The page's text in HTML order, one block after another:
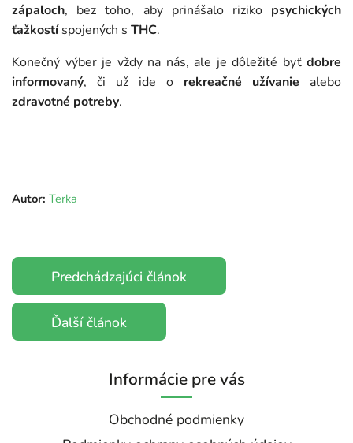
zápaloch, bez toho, aby prinášalo riziko psychických
ťažkostíspojených s THC.
Konečný výber je vždy na nás, ale je dôležité byť dobre
informovaný, či už ide o rekreačné užívanie alebo
zdravotné potreby.
Autor: Terka
Predchádzajúci článok
Ďalší článok
Informácie pre vás
Obchodné podmienky